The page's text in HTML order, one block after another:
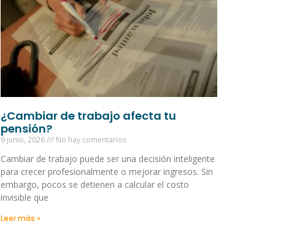
¿Cambiar de trabajo afecta tu
pensión?
9 junio, 2026 No hay comentarios
Cambiar de trabajo puede ser una decisión inteligente
para crecer profesionalmente o mejorar ingresos. Sin
embargo, pocos se detienen a calcular el costo
invisible que
Leer más »